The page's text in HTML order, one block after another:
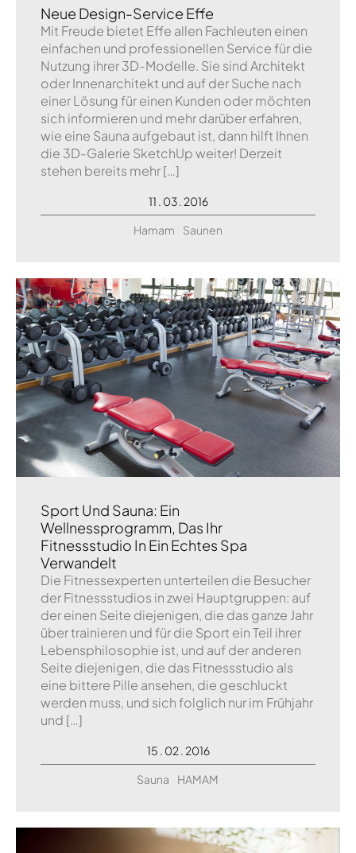
Neue Design-Service Effe
Mit Freude bietet Effe allen Fachleuten einen
einfachen und professionellen Service für die
Nutzung ihrer 3D-Modelle. Sie sind Architekt
oder Innenarchitekt und auf der Suche nach
einer Lösung für einen Kunden oder möchten
sich informieren und mehr darüber erfahren,
wie eine Sauna aufgebaut ist, dann hilft Ihnen
die 3D-Galerie SketchUp weiter! Derzeit
stehen bereits mehr […]
11 . 03 . 2016
Hamam
Saunen
Sport Und Sauna: Ein
Wellnessprogramm, Das Ihr
Fitnessstudio In Ein Echtes Spa
Verwandelt
Die Fitnessexperten unterteilen die Besucher
der Fitnessstudios in zwei Hauptgruppen: auf
der einen Seite diejenigen, die das ganze Jahr
über trainieren und für die Sport ein Teil ihrer
Lebensphilosophie ist, und auf der anderen
Seite diejenigen, die das Fitnessstudio als
eine bittere Pille ansehen, die geschluckt
werden muss, und sich folglich nur im Frühjahr
und […]
15 . 02 . 2016
Sauna
HAMAM